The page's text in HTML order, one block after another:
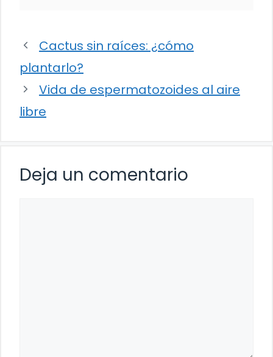
Cactus sin raíces: ¿cómo
plantarlo?
Vida de espermatozoides al aire
libre
Deja un comentario